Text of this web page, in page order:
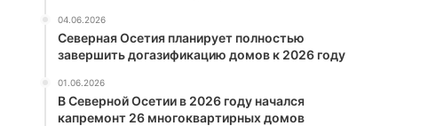
04.06.2026
Северная Осетия планирует полностью
завершить догазификацию домов к 2026 году
01.06.2026
В Северной Осетии в 2026 году начался
капремонт 26 многоквартирных домов